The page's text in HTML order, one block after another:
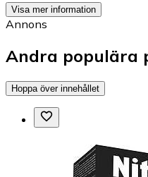
Visa mer information
Annons
Andra populära
Hoppa över innehållet